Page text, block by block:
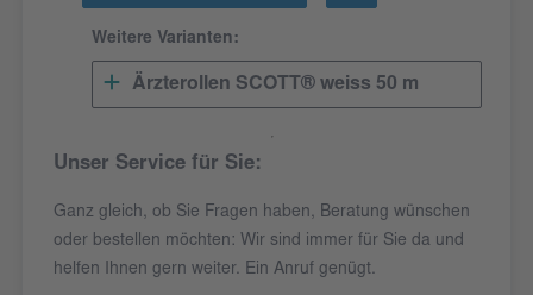
Weitere Varianten:
Ärzterollen SCOTT® weiss 50 m
Unser Service für Sie:
Ganz gleich, ob Sie Fragen haben, Beratung wünschen
oder bestellen möchten: Wir sind immer für Sie da und
helfen Ihnen gern weiter. Ein Anruf genügt.